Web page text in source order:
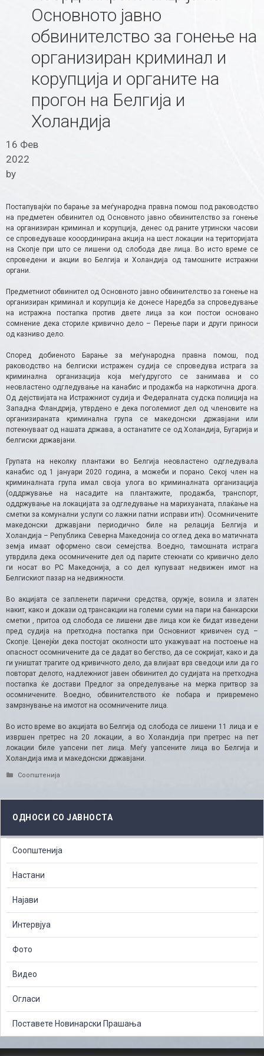
Основното јавно
обвинителство за гонење на
организиран криминал и
корупција и органите на
прогон на Белгија и
Холандија
16 Фев
2022
by
Постапувајќи по барање за меѓународна правна помош под раководство
на предметен обвинител од Основното јавно обвинителство за гонење
на организиран криминал и корупција, денес од раните утрински часови
се спроведуваше кооординирана акција на шест локации на територијата
на Скопје при што се лишени од слобода две лица. Во исто време се
спроведени и акции во Белгија и Холандија од тамошните истражни
органи.
Предметниот обвинител од Основното јавно обвинителство за гонење на
организиран криминал и корупција ќе донесе Наредба за спроведување
на истражна постапка против двете лица за кои постои основано
сомнение дека сториле кривично дело – Перење пари и други приноси
од казниво дело.
Според добиеното Барање за меѓународна правна помош, под
раководство на белгиски истражен судија се спроведува истрага за
криминална организација која меѓудругото се занимава и со
неовластено одгледување на канабис и продажба на наркотична дрога.
Од дејствијата на Истражниот судија и Федералната судска полиција на
Западна Фландрија, утврдено е дека поголемиот дел од членовите на
организираната криминална група се македонски државјани или
потекнуваат од нашата држава, а останатите се од Холандија, Бугарија и
белгиски државјани.
Групата на неколку плантажи во Белгија неовластено одгледувала
канабис од 1 јануари 2020 година, а можеби и порано. Секој член на
криминалната група имал своја улога во криминалната организација
(оддржување на насадите на плантажите, продажба, транспорт,
оддржување на локацијата за одгледување на марихуаната, плаќање на
сметки за комунални услуги со лажни патни исправи итн). Осомничените
македонски државјани периодично биле на релација Белгија и
Холандија – Република Северна Македонија со оглед дека во матичната
земја имаат оформено свои семејства. Воедно, тамошната истрага
утврдила дека осомничените дел од парите стекнати со кривично дело
ги носат во РС Македонија, а со дел купуваат недвижен имот на
Белгискиот пазар на недвижности.
Во акцијата се запленети парични средства, оружје, возила и златен
накит, како и докази од трансакции на големи суми на пари на банкарски
сметки , притоа од слобода се лишени две лица кои ќе бидат изведени
пред судија на претходна постапка при Основниот кривичен суд –
Скопје. Ценејќи дека постојат околности што укажуваат на постоење на
опасност осомничените да се дадат во бегство, да се сокријат, како и да
ги уништат трагите од кривичното дело, да влијаат врз сведоци или да го
повторат делото, надлежниот јавен обвинител до судијата на претходна
постапка ќе достави Предлог за определување на мерка притвор за
осомничените. Воедно, обвинителството ќе побара и привремено
замрзнување на имотот на осомничените лица.
Во исто време во акцијата во Белгија од слобода се лишени 11 лица и е
извршен претрес на 20 локации, а во Холандија при претрес на пет
локации биле уапсени пет лица. Меѓу уапсените лица во Белгија и
Холандија има и македонски државјани.
Categories
Соопштенија
ОДНОСИ СО ЈАВНОСТА
Соопштенија
Настани
Најави
Интервјуа
Фото
Видео
Огласи
Поставете Новинарски Прашања